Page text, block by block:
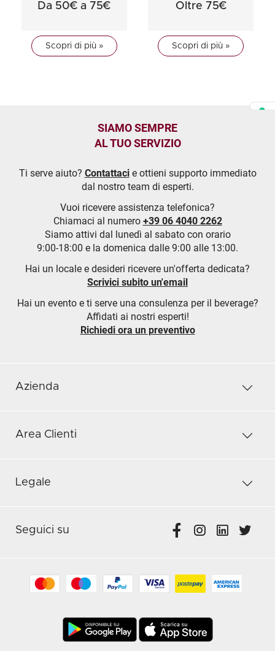
Da 50€ a 75€
Scopri di più »
Oltre 75€
Scopri di più »
SIAMO SEMPRE
AL TUO SERVIZIO
Ti serve aiuto? Contattacie ottieni supporto immediato
dal nostro team di esperti.
Vuoi ricevere assistenza telefonica?
Chiamaci al numero +39 06 4040 2262
Siamo attivi dal lunedì al sabato con orario
9:00-18:00 e la domenica dalle 9:00 alle 13:00.
Hai un locale e desideri ricevere un'offerta dedicata?
Scrivici subito un'email
Hai un evento e ti serve una consulenza per il beverage?
Affidati ai nostri esperti!
Richiedi ora un preventivo
Azienda
Area Clienti
Legale
Seguici su